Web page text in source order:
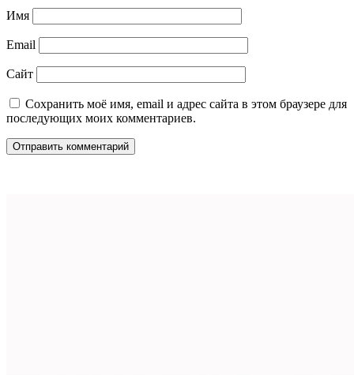
Имя
Email
Сайт
Сохранить моё имя, email и адрес сайта в этом браузере для
последующих моих комментариев.